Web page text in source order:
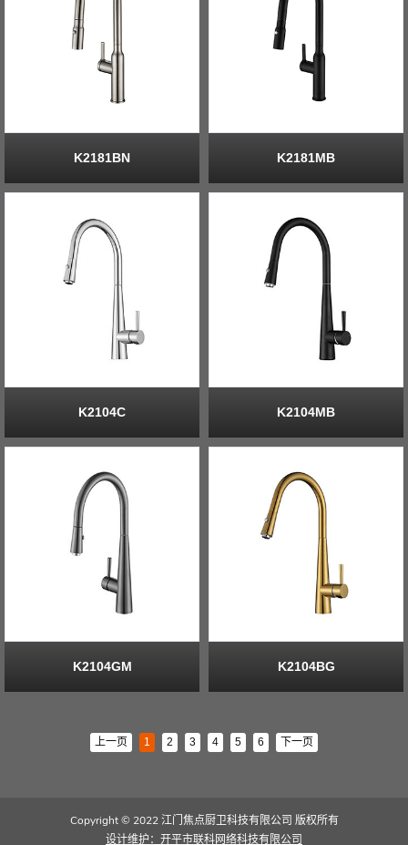
K2181BN K2181MB
K2104C K2104MB
K2104GM K2104BG
上一页 1 2 3 4 5 6 下一页
Copyright © 2022 江门焦点厨卫科技有限公司 版权所有
设计维护：开平市联科网络科技有限公司